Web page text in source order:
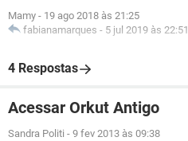
Mamy - 19 ago 2018 às 21:25
fabianamarques - 5 jul 2019 às 22:51
4 Respostas
Acessar Orkut Antigo
Sandra Politi - 9 fev 2013 às 09:38